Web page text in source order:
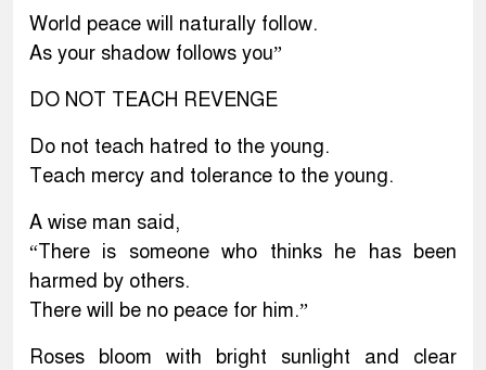
World peace will naturally follow.
As your shadow follows you”
DO NOT TEACH REVENGE
Do not teach hatred to the young.
Teach mercy and tolerance to the young.
A wise man said,
“There is someone who thinks he has been
harmed by others.
There will be no peace for him.”
Roses bloom with bright sunlight and clear